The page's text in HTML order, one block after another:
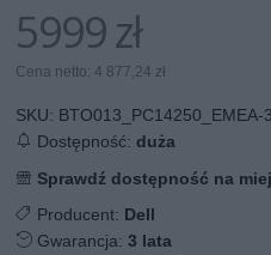
5999 zł
Cena netto: 4 877,24 zł
SKU: BTO013_PC14250_EMEA-
Dostępność:duża
Sprawdź dostępność na
Producent: Dell
Gwarancja:3 lata